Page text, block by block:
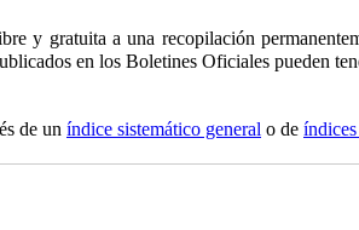
y gratuita a una recopilación
en los Boletines Oficiales pueden
de un índice sistemático general o de